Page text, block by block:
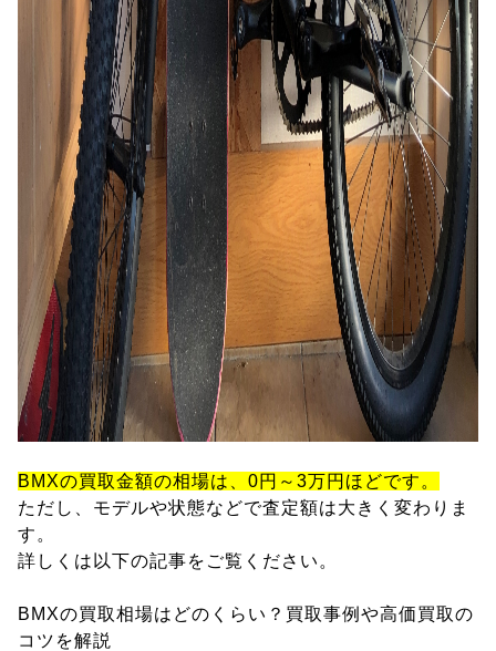
BMXの買取金額の相場は、0円～3万円ほどです。
ただし、モデルや状態などで査定額は大きく変わりま
す。
詳しくは以下の記事をご覧ください。
BMXの買取相場はどのくらい？買取事例や高価買取の
コツを解説